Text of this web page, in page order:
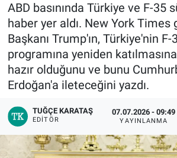
ABD basınında Türkiye ve F-35
haber yer aldı. New York Times
Başkanı Trump'ın, Türkiye'nin F-
programına yeniden
hazır olduğunu ve bunu
Erdoğan'a ileteceğini yazdı.
TUĞÇE KARATAŞ
EDITÖR
07.07.2026 - 09:49
YAYINLANMA
ÖZEL HABER
Keşfet
ASTROLOJİ
MANŞET
RESMİ İLANLAR